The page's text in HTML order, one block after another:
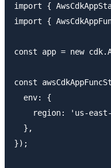
import {
import {
const app = new
const
  env: {
region: 'us-
  },
});